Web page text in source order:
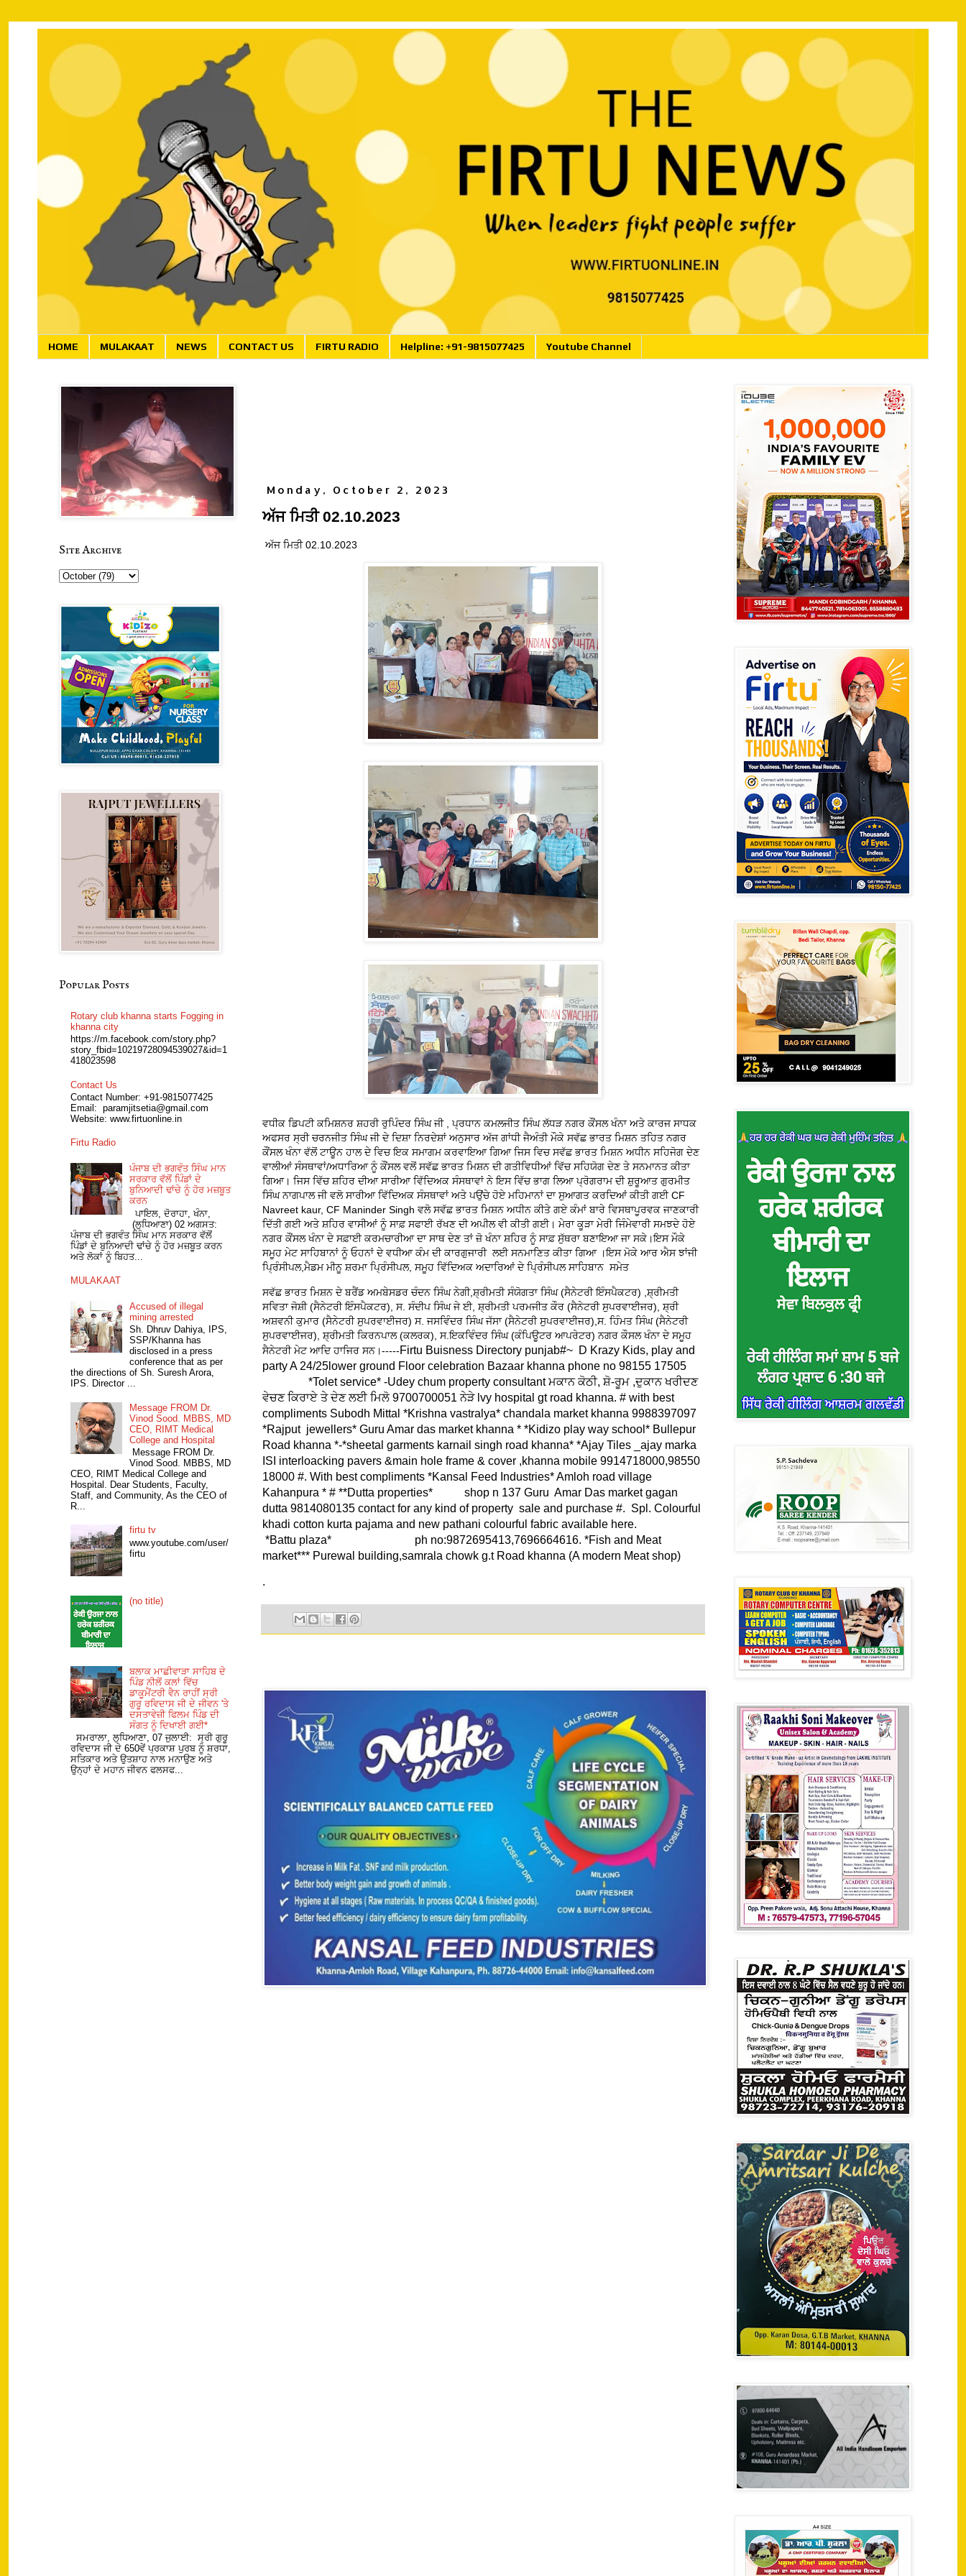
HOME MULAKAAT NEWS CONTACT US FIRTU RADIO Helpline: +91-9815077425 Youtube Channel
Monday, October 2, 2023
ਅੱਜ ਮਿਤੀ 02.10.2023
ਅੱਜ ਮਿਤੀ 02.10.2023
ਵਧੀਕ ਡਿਪਟੀ ਕਮਿਸ਼ਨਰ ਸ਼ਹਰੀ ਰੁਪਿੰਦਰ ਸਿੰਘ ਜੀ , ਪ੍ਰਧਾਨ ਕਮਲਜੀਤ ਸਿੰਘ ਲੱਧੜ ਨਗਰ ਕੌਂਸਲ ਖੰਨਾ ਅਤੇ ਕਾਰਜ ਸਾਧਕ
ਅਫਸਰ ਸ੍ਰੀ ਚਰਨਜੀਤ ਸਿੰਘ ਜੀ ਦੇ ਦਿਸ਼ਾ ਨਿਰਦੇਸ਼ਾਂ ਅਨੁਸਾਰ ਅੱਜ ਗਾਂਧੀ ਜੈਅੰਤੀ ਮੌਕੇ ਸਵੱਛ ਭਾਰਤ ਮਿਸ਼ਨ ਤਹਿਤ ਨਗਰ
ਕੌਂਸਲ ਖੰਨਾ ਵੱਲੋਂ ਟਾਊਨ ਹਾਲ ਦੇ ਵਿਚ ਇਕ ਸਮਾਗਮ ਕਰਵਾਇਆ ਗਿਆ ਜਿਸ ਵਿਚ ਸਵੱਛ ਭਾਰਤ ਮਿਸ਼ਨ ਅਧੀਨ ਸਹਿਜੋਗ ਦੇਣ
ਵਾਲੀਆਂ ਸੰਸਥਾਵਾਂ/ਅਧਾਰਿਆ ਨੂੰ ਕੌਂਸਲ ਵਲੋਂ ਸਵੱਛ ਭਾਰਤ ਮਿਸ਼ਨ ਦੀ ਗਤੀਵਿਧੀਆਂ ਵਿੱਚ ਸਹਿਯੋਗ ਦੇਣ ਤੇ ਸਨਮਾਨਤ ਕੀਤਾ
ਗਿਆ। ਜਿਸ ਵਿੱਚ ਸ਼ਹਿਰ ਦੀਆ ਸਾਰੀਆ ਵਿੱਦਿਅਕ ਸੰਸਥਾਵਾਂ ਨੇ ਇਸ ਵਿੱਚ ਭਾਗ ਲਿਆ ਪ੍ਰੋਗਰਾਮ ਦੀ ਸ਼ੁਰੂਆਤ ਗੁਰਮੀਤ
ਸਿੰਘ ਨਾਗਪਾਲ ਜੀ ਵਲੋ ਸਾਰੀਆ ਵਿੱਦਿਅਕ ਸੰਸਥਾਵਾਂ ਅਤੇ ਪਉਂਚੇ ਹੋਏ ਮਹਿਮਾਨਾਂ ਦਾ ਸੁਆਗਤ ਕਰਦਿਆਂ ਕੀਤੀ ਗਈ CF
Navreet kaur, CF Maninder Singh ਵਲੋ ਸਵੱਛ ਭਾਰਤ ਮਿਸ਼ਨ ਅਧੀਨ ਕੀਤੇ ਗਏ ਕੰਮਾਂ ਬਾਰੇ ਵਿਸਥਾਪੂਰਵਕ ਜਾਣਕਾਰੀ
ਦਿੱਤੀ ਗਈ ਅਤੇ ਸ਼ਹਿਰ ਵਾਸੀਆਂ ਨੂੰ ਸਾਫ਼ ਸਫਾਈ ਰੱਖਣ ਦੀ ਅਪੀਲ ਵੀ ਕੀਤੀ ਗਈ। ਮੇਰਾ ਕੂੜਾ ਮੇਰੀ ਜਿੰਮੇਵਾਰੀ ਸਮਝਦੇ ਹੋਏ
ਨਗਰ ਕੌਂਸਲ ਖੰਨਾ ਦੇ ਸਫ਼ਾਈ ਕਰਮਚਾਰੀਆ ਦਾ ਸਾਥ ਦੇਣ ਤਾਂ ਜ਼ੋ ਖੰਨਾ ਸ਼ਹਿਰ ਨੂੰ ਸਾਫ਼ ਸੁੱਥਰਾ ਬਣਾਇਆ ਜਾ ਸਕੇ।ਇਸ ਮੌਕੇ
ਸਮੂਹ ਮੇਟ ਸਾਹਿਬਾਨਾਂ ਨੂੰ ਓਹਨਾਂ ਦੇ ਵਧੀਆ ਕੰਮ ਦੀ ਕਾਰਗੁਜਾਰੀ ਲਈ ਸਨਮਾਣਿਤ ਕੀਤਾ ਗਿਆ ।ਇਸ ਮੋਕੇ ਆਰ ਐਸ ਝਾਂਜੀ
ਪ੍ਰਿੰਸੀਪਲ,ਮੈਡਮ ਮੀਨੂ ਸ਼ਰਮਾ ਪ੍ਰਿੰਸੀਪਲ, ਸਮੂਹ ਵਿੱਦਿਅਕ ਅਦਾਰਿਆਂ ਦੇ ਪ੍ਰਿੰਸੀਪਲ ਸਾਹਿਬਾਨ ਸਮੇਤ
ਸਵੱਛ ਭਾਰਤ ਮਿਸ਼ਨ ਦੇ ਬਰੈਂਡ ਅਮਬੇਸਡਰ ਚੰਦਨ ਸਿੰਘ ਨੇਗੀ,ਸ਼੍ਰੀਮਤੀ ਸੰਯੋਗਤਾ ਸਿੰਘ (ਸੈਨੇਟਰੀ ਇੰਸਪੈਕਟਰ) ,ਸ਼੍ਰੀਮਤੀ
ਸਵਿਤਾ ਜੋਸ਼ੀ (ਸੈਨੇਟਰੀ ਇੰਸਪੈਕਟਰ), ਸ. ਸੰਦੀਪ ਸਿੰਘ ਜੇ ਈ, ਸ਼੍ਰੀਮਤੀ ਪਰਮਜੀਤ ਕੌਰ (ਸੈਨੇਟਰੀ ਸੁਪਰਵਾਈਜਰ), ਸ਼੍ਰੀ
ਅਸ਼ਵਨੀ ਕੁਮਾਰ (ਸੈਨੇਟਰੀ ਸੁਪਰਵਾਈਜਰ) ਸ. ਜਸਵਿੰਦਰ ਸਿੰਘ ਜੱਸਾ (ਸੈਨੇਟਰੀ ਸੁਪਰਵਾਈਜਰ),ਸ. ਹਿੰਮਤ ਸਿੰਘ (ਸੈਨੇਟਰੀ
ਸੁਪਰਵਾਈਜਰ), ਸ਼੍ਰੀਮਤੀ ਕਿਰਨਪਾਲ (ਕਲਰਕ), ਸ.ਇਕਵਿੰਦਰ ਸਿੰਘ (ਕੰਪਿਊਟਰ ਆਪਰੇਟਰ) ਨਗਰ ਕੌਸਲ ਖੰਨਾ ਦੇ ਸਮੂਹ
ਸੈਨੇਟਰੀ ਮੇਟ ਆਦਿ ਹਾਜਿਰ ਸਨ।-----Firtu Buisness Directory punjab#~ D Krazy Kids, play and
party A 24/25lower ground Floor celebration Bazaar khanna phone no 98155 17505
*Tolet service* -Udey chum property consultant ਮਕਾਨ ਕੋਠੀ, ਸ਼ੋ-ਰੂਮ ,ਦੁਕਾਨ ਖਰੀਦਣ
ਵੇਚਣ ਕਿਰਾਏ ਤੇ ਦੇਣ ਲਈ ਮਿਲੋ 9700700051 ਨੇੜੇ lvy hospital gt road khanna. # with best
compliments Subodh Mittal *Krishna vastralya* chandala market khanna 9988397097
*Rajput jewellers* Guru Amar das market khanna * *Kidizo play way school* Bullepur
Road khanna *-*sheetal garments karnail singh road khanna* *Ajay Tiles _ajay marka
ISI interloacking pavers &main hole frame & cover ,khanna mobile 9914718000,98550
18000 #. With best compliments *Kansal Feed Industries* Amloh road village
Kahanpura * # **Dutta properties* shop n 137 Guru Amar Das market gagan
dutta 9814080135 contact for any kind of property sale and purchase #. Spl. Colourful
khadi cotton kurta pajama and new pathani colourful fabric available here.
*Battu plaza* ph no:9872695413,7696664616. *Fish and Meat
market*** Purewal building,samrala chowk g.t Road khanna (A modern Meat shop)
.
Site Archive
Popular Posts
Rotary club khanna starts Fogging in
khanna city
https://m.facebook.com/story.php?
story_fbid=10219728094539027&id=1
418023598
Contact Us
Contact Number: +91-9815077425
Email: paramjitsetia@gmail.com
Website: www.firtuonline.in
Firtu Radio
ਪੰਜਾਬ ਦੀ ਭਗਵੰਤ ਸਿੰਘ ਮਾਨ
ਸਰਕਾਰ ਵੱਲੋਂ ਪਿੰਡਾਂ ਦੇ
ਬੁਨਿਆਦੀ ਢਾਂਚੇ ਨੂੰ ਹੋਰ ਮਜ਼ਬੂਤ
ਕਰਨ
ਪਾਇਲ, ਦੋਰਾਹਾ, ਖੰਨਾ,
(ਲੁਧਿਆਣਾ) 02 ਅਗਸਤ:
ਪੰਜਾਬ ਦੀ ਭਗਵੰਤ ਸਿੰਘ ਮਾਨ ਸਰਕਾਰ ਵੱਲੋਂ
ਪਿੰਡਾਂ ਦੇ ਬੁਨਿਆਦੀ ਢਾਂਚੇ ਨੂੰ ਹੋਰ ਮਜ਼ਬੂਤ ਕਰਨ
ਅਤੇ ਲੋਕਾਂ ਨੂੰ ਬਿਹਤ...
MULAKAAT
Accused of illegal
mining arrested
Sh. Dhruv Dahiya, IPS,
SSP/Khanna has
disclosed in a press
conference that as per
the directions of Sh. Suresh Arora,
IPS. Director ...
Message FROM Dr.
Vinod Sood. MBBS, MD
CEO, RIMT Medical
College and Hospital
Message FROM Dr.
Vinod Sood. MBBS, MD
CEO, RIMT Medical College and
Hospital. Dear Students, Faculty,
Staff, and Community, As the CEO of
R...
firtu tv
www.youtube.com/user/
firtu
(no title)
ਬਲਾਕ ਮਾਛੀਵਾੜਾ ਸਾਹਿਬ ਦੇ
ਪਿੰਡ ਨੀਲੋਂ ਕਲਾਂ ਵਿੱਚ
ਡਾਕੂਮੈਂਟਰੀ ਵੈਨ ਰਾਹੀਂ ਸ੍ਰੀ
ਗੁਰੂ ਰਵਿਦਾਸ ਜੀ ਦੇ ਜੀਵਨ 'ਤੇ
ਦਸਤਾਵੇਜ਼ੀ ਫਿਲਮ ਪਿੰਡ ਦੀ
ਸੰਗਤ ਨੂੰ ਦਿਖਾਈ ਗਈ*
ਸਮਰਾਲਾ, ਲੁਧਿਆਣਾ, 07 ਜੁਲਾਈ: ਸ੍ਰੀ ਗੁਰੂ
ਰਵਿਦਾਸ ਜੀ ਦੇ 650ਵੇਂ ਪ੍ਰਕਾਸ਼ ਪੁਰਬ ਨੂੰ ਸ਼ਰਧਾ,
ਸਤਿਕਾਰ ਅਤੇ ਉਤਸ਼ਾਹ ਨਾਲ ਮਨਾਉਣ ਅਤੇ
ਉਨ੍ਹਾਂ ਦੇ ਮਹਾਨ ਜੀਵਨ ਫਲਸਫ...